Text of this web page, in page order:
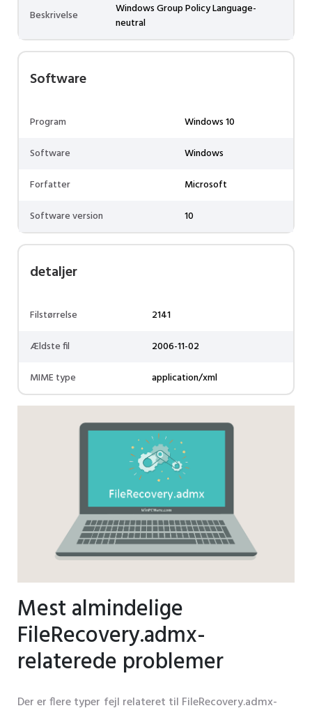
Beskrivelse
Windows Group Policy Language-
neutral
Software
Program
Windows 10
Software
Windows
Forfatter
Microsoft
Software version
10
detaljer
Filstørrelse
2141
Ældste fil
2006-11-02
MIME type
application/xml
Mest almindelige
FileRecovery.admx-
relaterede problemer
Der er flere typer fejl relateret til FileRecovery.admx-